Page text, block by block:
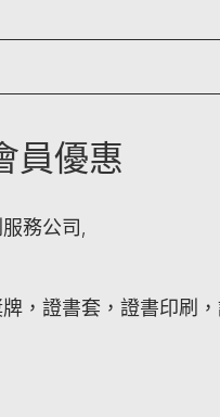
員優惠
務公司,
，證書套，證書印刷